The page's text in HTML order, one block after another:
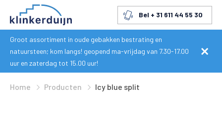
Bel + 31 611 44 55 30
Groot assortiment in oude gebakken bestrating en
natuursteen; kom langs! geopend ma-vrijdag van 7.30-17.00
uur en zaterdag tot 15.00 uur!
Home Producten Icy blue split